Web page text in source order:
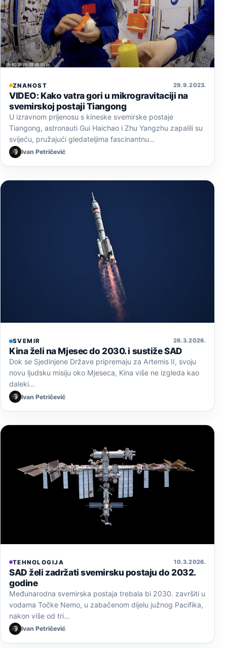
ZNANOST 29. 9. 2023.
VIDEO: Kako vatra gori u mikrogravitaciji na
svemirskoj postaji Tiangong
U izravnom prijenosu s kineske svemirske postaje
Tiangong, astronauti Gui Haichao i Zhu Yangzhu zapalili su
svijeću, pružajući gledateljima fascinantnu…
Ivan Petričević
SVEMIR 26. 3. 2026.
Kina želi na Mjesec do 2030. i sustiže SAD
Dok se Sjedinjene Države pripremaju za Artemis II, svoju
novu ljudsku misiju oko Mjeseca, Kina više ne izgleda kao
daleki…
Ivan Petričević
TEHNOLOGIJA 10. 3. 2026.
SAD želi zadržati svemirsku postaju do 2032.
godine
Međunarodna svemirska postaja trebala bi 2030. završiti u
vodama Točke Nemo, u zabačenom dijelu južnog Pacifika,
nakon više od tri…
Ivan Petričević